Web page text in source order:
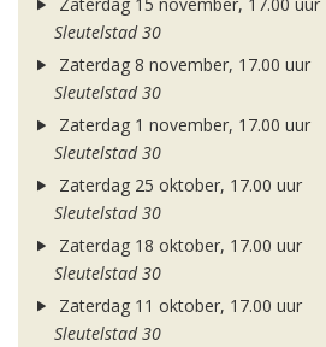
Zaterdag 15 november, 17.00 uur
Sleutelstad 30
Zaterdag 8 november, 17.00 uur
Sleutelstad 30
Zaterdag 1 november, 17.00 uur
Sleutelstad 30
Zaterdag 25 oktober, 17.00 uur
Sleutelstad 30
Zaterdag 18 oktober, 17.00 uur
Sleutelstad 30
Zaterdag 11 oktober, 17.00 uur
Sleutelstad 30